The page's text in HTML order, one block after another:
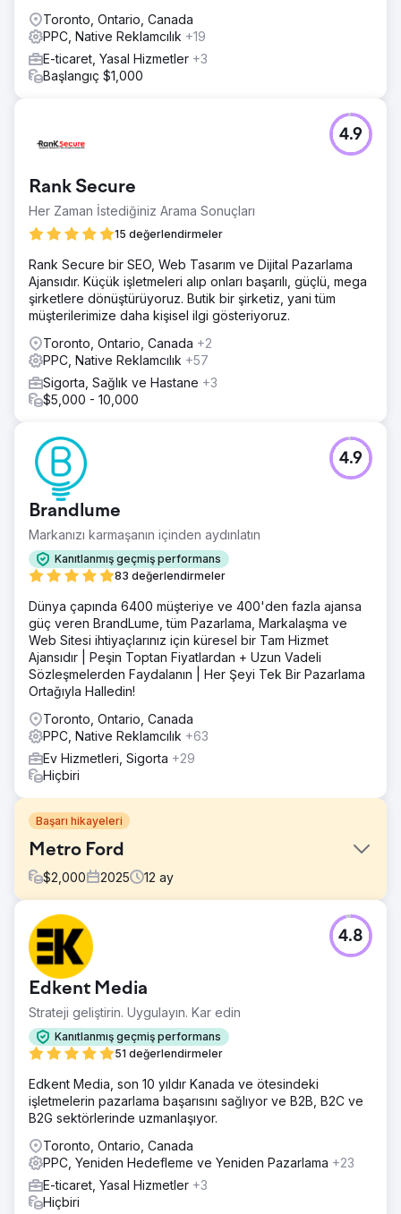
Toronto, Ontario, Canada
PPC, Native Reklamcılık +19
E-ticaret, Yasal Hizmetler +3
Başlangıç $1,000
Rank Secure
Her Zaman İstediğiniz Arama Sonuçları
15 değerlendirmeler
4.9
Rank Secure bir SEO, Web Tasarım ve Dijital Pazarlama
Ajansıdır. Küçük işletmeleri alıp onları başarılı, güçlü, mega
şirketlere dönüştürüyoruz. Butik bir şirketiz, yani tüm
müşterilerimize daha kişisel ilgi gösteriyoruz.
Toronto, Ontario, Canada +2
PPC, Native Reklamcılık +57
Sigorta, Sağlık ve Hastane +3
$5,000 - 10,000
Brandlume
Markanızı karmaşanın içinden aydınlatın
Kanıtlanmış geçmiş performans
83 değerlendirmeler
4.9
Dünya çapında 6400 müşteriye ve 400'den fazla ajansa
güç veren BrandLume, tüm Pazarlama, Markalaşma ve
Web Sitesi ihtiyaçlarınız için küresel bir Tam Hizmet
Ajansıdır | Peşin Toptan Fiyatlardan + Uzun Vadeli
Sözleşmelerden Faydalanın | Her Şeyi Tek Bir Pazarlama
Ortağıyla Halledin!
Toronto, Ontario, Canada
PPC, Native Reklamcılık +63
Ev Hizmetleri, Sigorta +29
Hiçbiri
Başarı hikayeleri
Metro Ford
$2,000 2025 12 ay
Meydan Okuma
Google'ın ilk 3'ünde daha az anahtar kelime (47)
sıralandı. "Ford Bayisi Calgary" ve "Ford Bayiliği" gibi
anahtar kelimeler ilk sayfada yer almıyordu. Reklamlar
tıklama üretiyordu, ancak yeterli dönüşüm sağlamıyordu.
Reklam harcamalarını boşa harcamadan trafiği, potansiyel
müşteri sayısını ve aramaları artıracak bir stratejiye
ihtiyaçları vardı.
Tam Gaz SEO Dönüşümü: Sayfa içi içerik yeniden
oluşturuldu ve meta veriler optimize edildi. Daha iyi arama
görünürlüğü için yapılandırılmış şema eklendi. İşlem odaklı
anahtar kelimeler hedeflendi (Ford Bayisi, Ford Finans,
Calgary İkinci El Ford). Metro Ford'u Yerel Haritaya
Yerleştirme: Daha yüksek harita sıralamaları için Google
İşletme Profili (GBP) geliştirildi. Yerel alıntılar ve tutarlı NAP
listeleri oluşturuldu. Yerel niyet için coğrafi odaklı açılış
Edkent Media
Strateji geliştirin. Uygulayın. Kar edin
Kanıtlanmış geçmiş performans
51 değerlendirmeler
4.8
Edkent Media, son 10 yıldır Kanada ve ötesindeki
işletmelerin pazarlama başarısını sağlıyor ve B2B, B2C ve
B2G sektörlerinde uzmanlaşıyor.
Toronto, Ontario, Canada
PPC, Yeniden Hedefleme ve Yeniden Pazarlama +23
E-ticaret, Yasal Hizmetler +3
Hiçbiri